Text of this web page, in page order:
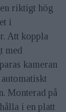
riktigt hög
i
Att koppla
med
kameran
Monterad på
i en platt